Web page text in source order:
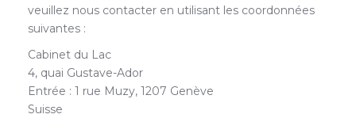
veuillez nous contacter en utilisant les coordonnées
suivantes :
Cabinet du Lac
4, quai Gustave-Ador
Entrée : 1 rue Muzy, 1207 Genève
Suisse